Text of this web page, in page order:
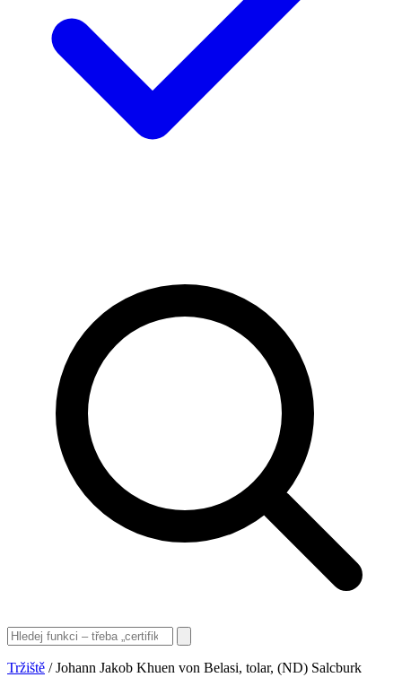
Tržiště / Johann Jakob Khuen von Belasi, tolar, (ND) Salcburk